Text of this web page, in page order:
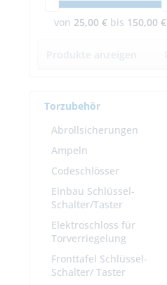
von 25,00 € bis 150,00 €
Torzubehör
Abrollsicherungen
Ampeln
Codeschlösser
Einbau Schlüssel-
Schalter/Taster
Elektroschloss für
Torverriegelung
Fronttafel Schlüssel-
Schalter/ Taster